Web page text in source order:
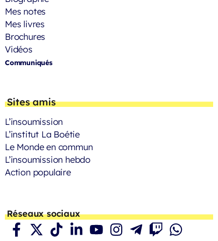
Mes notes
Mes livres
Brochures
Vidéos
Communiqués
Sites amis
L’insoumission
L’institut La Boétie
Le Monde en commun
L’insoumission hebdo
Action populaire
Réseaux sociaux